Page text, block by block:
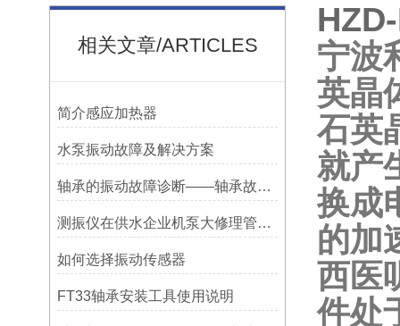
相关文章/ARTICLES
简介感应加热器
水泵振动故障及解决方案
轴承的振动故障诊断——轴承故障检测仪
测振仪在供水企业机泵大修理管理上的应用！！！
如何选择振动传感器
FT33轴承安装工具使用说明
宁波
英晶
石英
就产
换成
的加
西医
件处